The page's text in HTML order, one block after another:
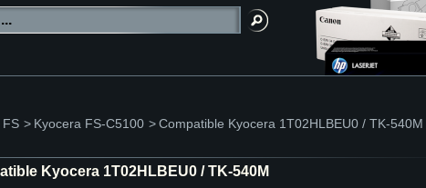
FS > Kyocera FS-C5100 >Compatible Kyocera 1T02HLBEU0 / TK-540M
Kyocera 1T02HLBEU0 / TK-540M